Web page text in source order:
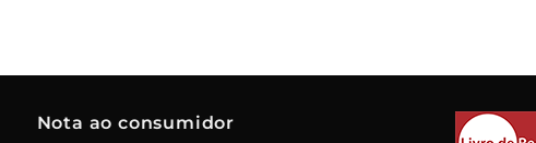
Nota ao consumidor